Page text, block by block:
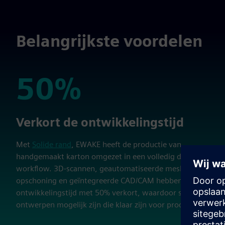
Belangrijkste voordelen
50%
50%
Verkort de ontwikkelingstijd
Met Solide rand, EWAKE heeft de productie van
handgemaakt karton omgezet in een volledig digitale
workflow. 3D-scannen, geautomatiseerde mesh-
opschoning en geïntegreerde CAD/CAM hebben de
ontwikkelingstijd met 50% verkort, waardoor snellere
ontwerpen mogelijk zijn die klaar zijn voor productie.